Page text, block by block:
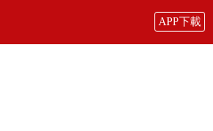
APP下載